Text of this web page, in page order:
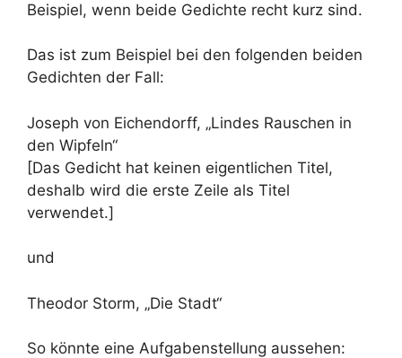
Beispiel, wenn beide Gedichte recht kurz sind.
Das ist zum Beispiel bei den folgenden beiden
Gedichten der Fall:
Joseph von Eichendorff, „Lindes Rauschen in
den Wipfeln“
[Das Gedicht hat keinen eigentlichen Titel,
deshalb wird die erste Zeile als Titel
verwendet.]
und
Theodor Storm, „Die Stadt“
So könnte eine Aufgabenstellung aussehen: